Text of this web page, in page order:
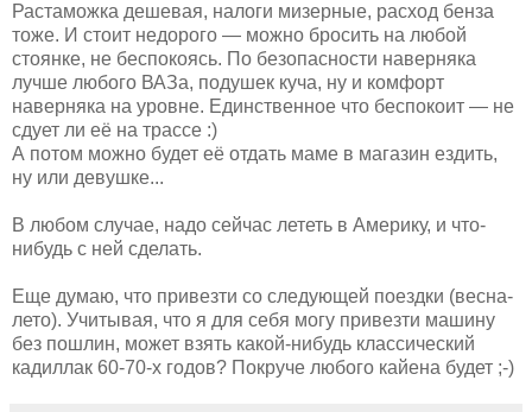
Растаможка дешевая, налоги мизерные, расход бенза
тоже. И стоит недорого — можно бросить на любой
стоянке, не беспокоясь. По безопасности наверняка
лучше любого ВАЗа, подушек куча, ну и комфорт
наверняка на уровне. Единственное что беспокоит — не
сдует ли её на трассе :)
А потом можно будет её отдать маме в магазин ездить,
ну или девушке...
В любом случае, надо сейчас лететь в Америку, и что-
нибудь с ней сделать.
Еще думаю, что привезти со следующей поездки (весна-
лето). Учитывая, что я для себя могу привезти машину
без пошлин, может взять какой-нибудь классический
кадиллак 60-70-х годов? Покруче любого кайена будет ;-)